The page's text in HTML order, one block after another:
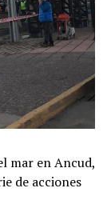
mar en Ancud,
de acciones